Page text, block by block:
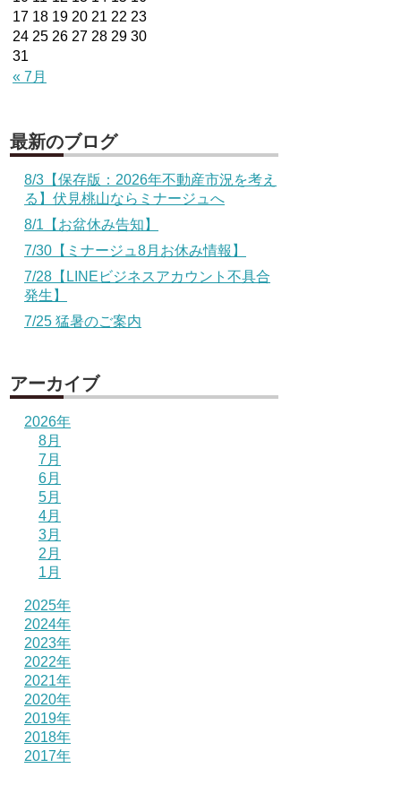
« 7月
17 18 19 20 21 22 23
24 25 26 27 28 29 30
31
最新のブログ
8/3【保存版：2026年不動産市況を考え
る】伏見桃山ならミナージュへ
8/1【お盆休み告知】
7/30【ミナージュ8月お休み情報】
7/28【LINEビジネスアカウント不具合
発生】
7/25 猛暑のご案内
アーカイブ
2026年
8月
7月
6月
5月
4月
3月
2月
1月
2025年
2024年
2023年
2022年
2021年
2020年
2019年
2018年
2017年